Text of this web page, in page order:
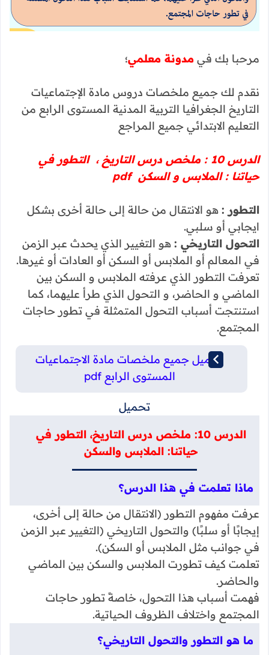
مرحبا بك في مدونة معلمي؛
نقدم لك جميع ملخصات دروس مادة الإجتماعيات
التاريخ الجغرافيا التربية المدنية المستوى الرابع من
التعليم الابتدائي جميع المراجع
الدرس 10 : ملخص درس التاريخ ، التطور في
حياتنا : الملابس و السكن pdf
التطور : هو الانتقال من حالة إلى حالة أخرى بشكل
ايجابي أو سلبي.
التحول التاريخي : هو التغيير الذي يحدث عبر الزمن
في المعالم أو الملابس أو السكن أو العادات أو غيرها.
تعرفت التطور الذي عرفته الملابس و السكن بين
الماضي و الحاضر، و التحول الذي طرأ عليهما، كما
استنتجت أسباب التحول المتمثلة في تطور حاجات
المجتمع.
تحميل جميع ملخصات مادة الاجتماعيات
المستوى الرابع pdf
تحميل
الدرس 10: ملخص درس التاريخ، التطور في
حياتنا: الملابس والسكن
ماذا تعلمت في هذا الدرس؟
عرفت مفهوم التطور (الانتقال من حالة إلى أخرى،
إيجابًا أو سلبًا) والتحول التاريخي (التغيير عبر الزمن
في جوانب مثل الملابس أو السكن).
تعلمت كيف تطورت الملابس والسكن بين الماضي
والحاضر.
فهمت أسباب هذا التحول، خاصةً تطور حاجات
المجتمع واختلاف الظروف الحياتية.
ما هو التطور والتحول التاريخي؟